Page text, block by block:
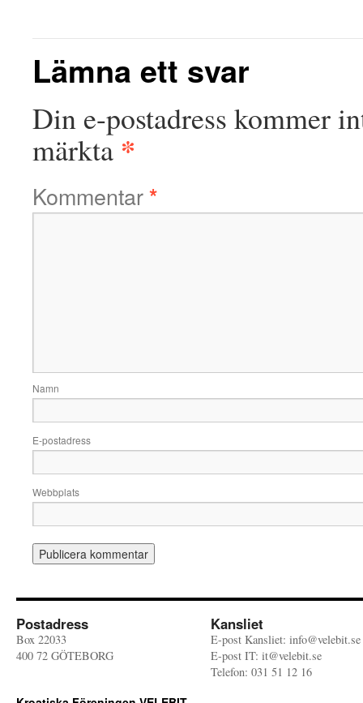
Lämna ett svar
Din e-postadress kommer
märkta *
Kommentar*
Namn
E-postadress
Webbplats
Postadress
Box 22033
400 72 GÖTEBORG
Kansliet
E-post Kansliet: info@velebit.se
E-post IT: it@velebit.se
Telefon: 031 51 12 16